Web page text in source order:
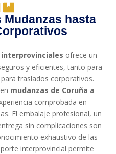
Mudanzas hasta
ofrece un
y eficientes, tanto para
traslados corporativos.
mudanzas de Coruña a
comprobada en
El embalaje profesional, un
sin complicaciones son
exhaustivo de las
interprovincial permite